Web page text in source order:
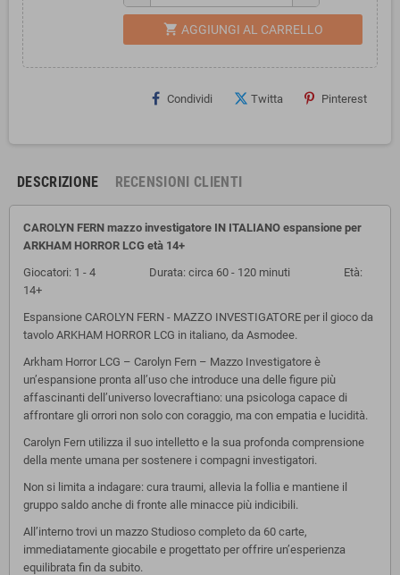
shopping_cart AGGIUNGI AL CARRELLO
Condividi Twitta Pinterest
DESCRIZIONE RECENSIONI CLIENTI
CAROLYN FERN mazzo investigatore IN ITALIANO espansione per
ARKHAM HORROR LCG età 14+
Giocatori: 1 - 4 Durata: circa 60 - 120 minuti Età:
14+
Espansione CAROLYN FERN - MAZZO INVESTIGATORE per il gioco da
tavolo ARKHAM HORROR LCG in italiano, da Asmodee.
Arkham Horror LCG – Carolyn Fern – Mazzo Investigatore è
un’espansione pronta all’uso che introduce una delle figure più
affascinanti dell’universo lovecraftiano: una psicologa capace di
affrontare gli orrori non solo con coraggio, ma con empatia e lucidità.
Carolyn Fern utilizza il suo intelletto e la sua profonda comprensione
della mente umana per sostenere i compagni investigatori.
Non si limita a indagare: cura traumi, allevia la follia e mantiene il
gruppo saldo anche di fronte alle minacce più indicibili.
All’interno trovi un mazzo Studioso completo da 60 carte,
immediatamente giocabile e progettato per offrire un’esperienza
equilibrata fin da subito.